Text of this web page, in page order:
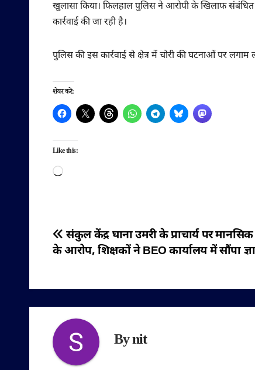
खुलासा किया। फिलहाल पुलिस ने आरोपी के खिलाफ
कार्रवाई की जा रही है।
पुलिस की इस कार्रवाई से क्षेत्र में चोरी की घटनाओं पर लगाम
शेयर करें:
Like this:
Loading…
पोस्ट
नेविगेशन
संकुल केंद्र घाना उमरी के प्राचार्य पर मानसिक
के आरोप, शिक्षकों ने BEO कार्यालय में सौंपा
Bynit